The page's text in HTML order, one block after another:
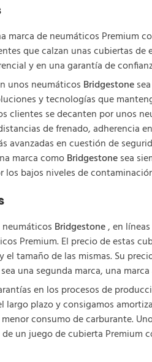
marca de neumáticos Premium
que calzan unas cubiertas
y en una garantía de
unos neumáticos Bridgestone
y tecnologías que
clientes se decanten por unos
de frenado, adherencia
avanzadas en cuestión de
marca comoBridgestonesea
bajos niveles de
Bridgestone, en
Premium. El precio de estas
tamaño de las mismas. Su
una segunda marca, una
en los procesos de
largo plazo y consigamos
consumo de carburante.
un juego de cubierta Premium